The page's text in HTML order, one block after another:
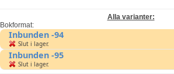
Alla varianter:
Bokformat:
Inbunden -94
Slut i lager.
Inbunden -95
Slut i lager.